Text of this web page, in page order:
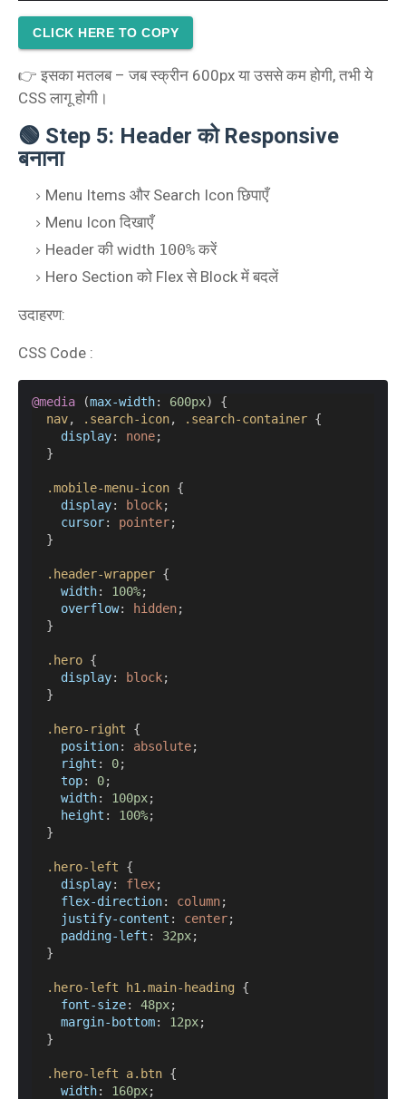
CLICK HERE TO COPY
👉 इसका मतलब – जब स्क्रीन 600px या उससे कम होगी, तभी ये
CSS लागू होगी।
🟢 Step 5: Header को Responsive
बनाना
Menu Items और Search Icon छिपाएँ
Menu Icon दिखाएँ
Header की width 100% करें
Hero Section को Flex से Block में बदलें
उदाहरण:
CSS Code :
@media (max-width: 600px) {
nav, .search-icon, .search-container {
display: none;
}
.mobile-menu-icon {
display: block;
cursor: pointer;
}
.header-wrapper {
width: 100%;
overflow: hidden;
}
.hero {
display: block;
}
.hero-right {
position: absolute;
right : 0;
top: 0;
width: 100px;
height : 100%;
}
.hero-left {
display: flex;
flex-direction: column;
justify-content : center;
padding-left : 32px;
}
.hero-left h1.main-heading {
font-size: 48px;
margin-bottom: 12px;
}
.hero-left a.btn {
width: 160px;